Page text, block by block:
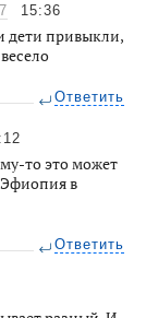
15:36
дети привыкли,
Ответить
то это может
в
Ответить